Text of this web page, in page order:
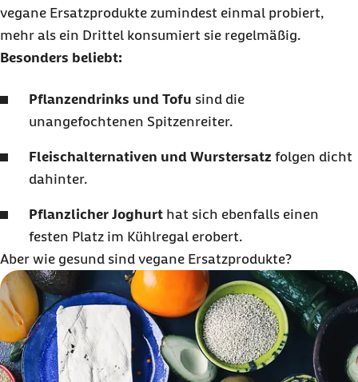
vegane Ersatzprodukte zumindest einmal probiert,
mehr als ein Drittel konsumiert sie regelmäßig.
Besonders beliebt:
Pflanzendrinks und Tofu sind die
unangefochtenen Spitzenreiter.
Fleischalternativen und Wurstersatz folgen dicht
dahinter.
Pflanzlicher Joghurt hat sich ebenfalls einen
festen Platz im Kühlregal erobert.
Aber wie gesund sind vegane Ersatzprodukte?